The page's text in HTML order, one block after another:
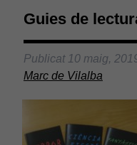
Guies de
Publicat 10 maig,
Marc de Vilalba